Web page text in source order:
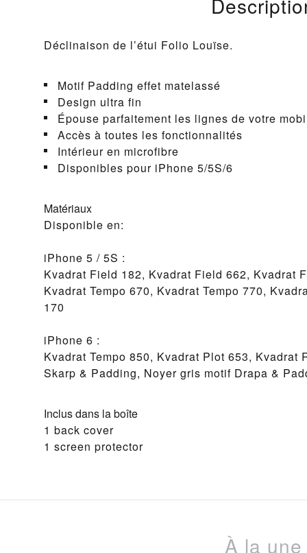
Déclinaison de l’étui Folio Louïse.
Motif Padding effet matelassé
Design ultra fin
Épouse parfaitement les lignes de votre
Accès à toutes les fonctionnalités
Intérieur en microfibre
Disponibles pour iPhone 5/5S/6
Matériaux
Disponible en:
iPhone 5 / 5S :
Kvadrat Field 182, Kvadrat Field 662, Kvadrat
Kvadrat Tempo 670, Kvadrat Tempo 770,
170
iPhone 6 :
Kvadrat Tempo 850, Kvadrat Plot 653, Kvadrat
Skarp & Padding, Noyer gris motif Drapa &
Inclus dans la boîte
1 back cover
1 screen protector
À la une